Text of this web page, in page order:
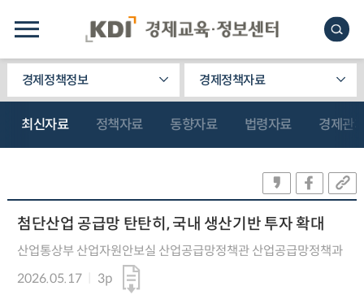
경제정책정보 경제정책자료
최신자료 정책자료 동향자료 법령자료 경제관
첨단산업 공급망 탄탄히, 국내 생산기반 투자 확대
산업통상부 산업자원안보실 산업공급망정책관 산업공급망정책과
2026.05.17
3p